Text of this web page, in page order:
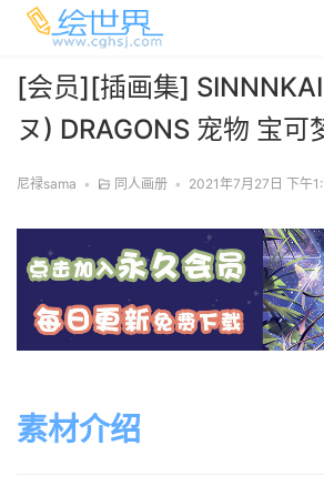
[会员][插画集]
ヌ) DRAGONS 宠物 宝可
尼禄sama • 同人画册 • 2021年7月27日 下午
素材介绍